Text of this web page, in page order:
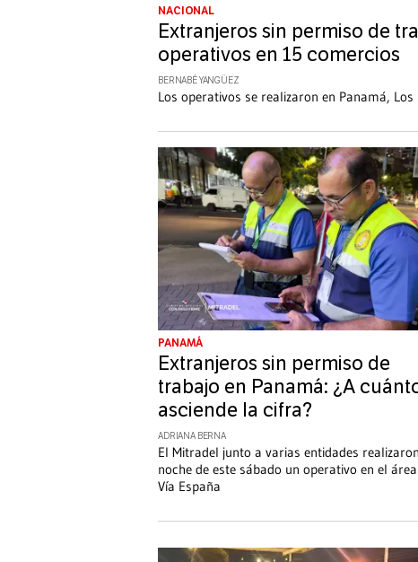
NACIONAL
Extranjeros sin permiso de
operativos en 15 comercios
BERNABÉ YANGÜEZ
Los operativos se realizaron en Panamá,
PANAMÁ
Extranjeros sin permiso de
trabajo en Panamá: ¿A
asciende la cifra?
ADRIANA BERNA
El Mitradel junto a varias entidades
noche de este sábado un operativo en el
Vía España